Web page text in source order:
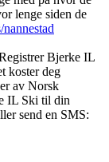
lenge siden de
Bjerke IL
koster deg
av Norsk
IL Ski til din
send en SMS: